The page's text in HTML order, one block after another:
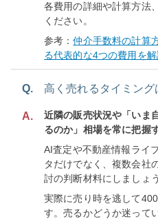
各費用の詳細や計算方法
ください。
参考：仲介手数料の計算
る代表的な4つの費用を解
Q. 高く売れるタイミング
A.
近隣の販売状況や「いま
るのか」相場を常に把握
AI査定や不動産情報ライ
タだけでなく、複数会社
討の判断材料にしましょう
実際に売り時を逃して
す。売るかどうか迷って